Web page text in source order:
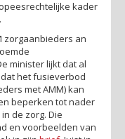
kader
zorgaanbieders an
minister lijkt dat al
het fusieverbod
met AMM) kan
beperken tot nader
de zorg. Die
en voorbeelden van